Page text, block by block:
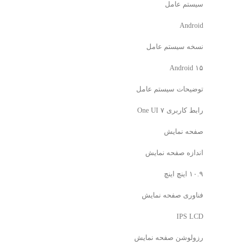
سیستم عامل
Android
نسخه سیستم عامل
Android ۱۵
توضیحات سیستم عامل
رابط کاربری One UI ۷
صفحه نمایش
اندازه صفحه نمایش
۱۰.۹ اینچ اینچ
فناوری صفحه‌ نمایش
IPS LCD
رزولوشن صفحه نمایش